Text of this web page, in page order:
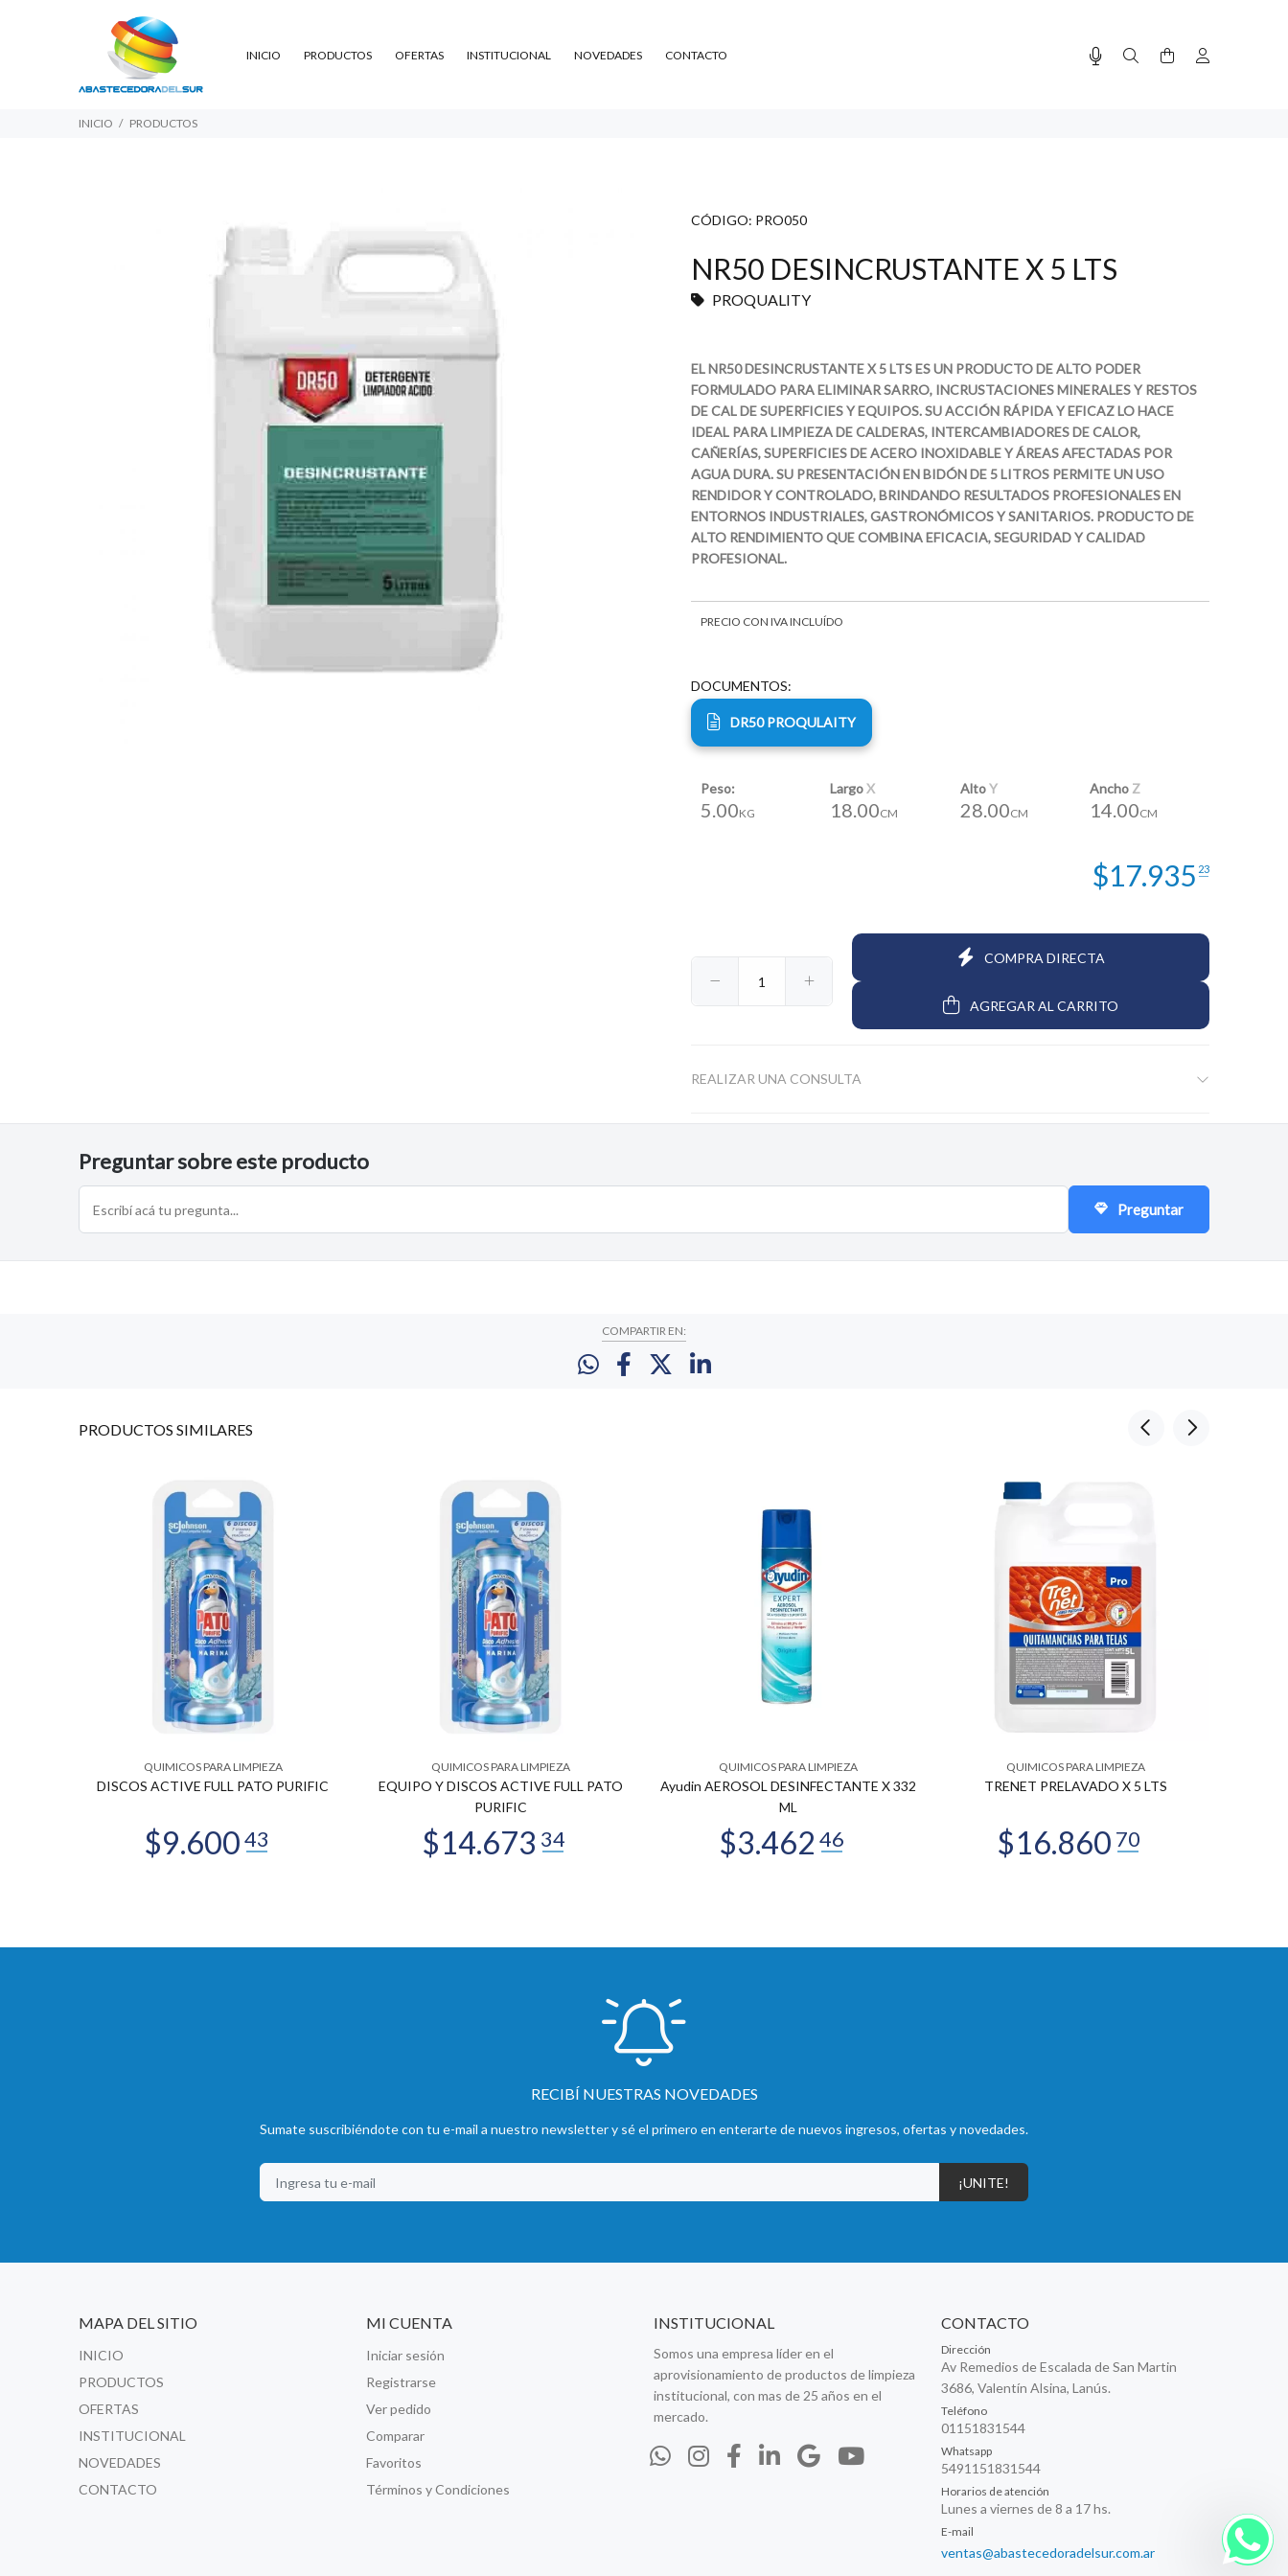
INICIO PRODUCTOS OFERTAS INSTITUCIONAL NOVEDADES CONTACTO
INICIO PRODUCTOS
CÓDIGO: PRO050
NR50 DESINCRUSTANTE X 5 LTS
PROQUALITY
EL NR50 DESINCRUSTANTE X 5 LTS ES UN PRODUCTO DE ALTO PODER
FORMULADO PARA ELIMINAR SARRO, INCRUSTACIONES MINERALES Y RESTOS
DE CAL DE SUPERFICIES Y EQUIPOS. SU ACCIÓN RÁPIDA Y EFICAZ LO HACE
IDEAL PARA LIMPIEZA DE CALDERAS, INTERCAMBIADORES DE CALOR,
CAÑERÍAS, SUPERFICIES DE ACERO INOXIDABLE Y ÁREAS AFECTADAS POR
AGUA DURA. SU PRESENTACIÓN EN BIDÓN DE 5 LITROS PERMITE UN USO
RENDIDOR Y CONTROLADO, BRINDANDO RESULTADOS PROFESIONALES EN
ENTORNOS INDUSTRIALES, GASTRONÓMICOS Y SANITARIOS. PRODUCTO DE
ALTO RENDIMIENTO QUE COMBINA EFICACIA, SEGURIDAD Y CALIDAD
PROFESIONAL.
PRECIO CON IVA INCLUÍDO
DOCUMENTOS:
DR50 PROQULAITY
Peso:
5.00KG
LargoX
18.00CM
AltoY
28.00CM
Ancho Z
14.00CM
$17.935 23
COMPRA DIRECTA
AGREGAR AL CARRITO
REALIZAR UNA CONSULTA
Preguntar sobre este producto
Preguntar
COMPARTIR EN:
PRODUCTOS SIMILARES
QUIMICOS PARA LIMPIEZA
DISCOS ACTIVE FULL PATO PURIFIC
QUIMICOS PARA LIMPIEZA
EQUIPO Y DISCOS ACTIVE FULL PATO
PURIFIC
QUIMICOS PARA LIMPIEZA
Ayudin AEROSOL DESINFECTANTE X 332
ML
QUIMICOS PARA LIMPIEZA
TRENET PRELAVADO X 5 LTS
RECIBÍ NUESTRAS NOVEDADES
Sumate suscribiéndote con tu e-mail a nuestro newsletter y sé el primero en enterarte de nuevos ingresos, ofertas y novedades.
¡UNITE!
MAPA DEL SITIO
INICIO
PRODUCTOS
OFERTAS
INSTITUCIONAL
NOVEDADES
CONTACTO
MI CUENTA
Iniciar sesión
Registrarse
Ver pedido
Comparar
Favoritos
Términos y Condiciones
INSTITUCIONAL
Somos una empresa líder en el
aprovisionamiento de productos de limpieza
institucional, con mas de 25 años en el
mercado.
CONTACTO
Dirección
Av Remedios de Escalada de San Martin
3686, Valentín Alsina, Lanús.
Teléfono
01151831544
Whatsapp
5491151831544
Horarios de atención
Lunes a viernes de 8 a 17 hs.
E-mail
ventas@abastecedoradelsur.com.ar